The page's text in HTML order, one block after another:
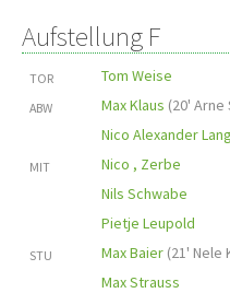
Aufstellung F
TOR Tom Weise
ABW Max Klaus (20' Arne
Nico Alexander
MIT
Nico , Zerbe
Nils Schwabe
Pietje Leupold
STU Max Baier (21' Nele
Max Strauss